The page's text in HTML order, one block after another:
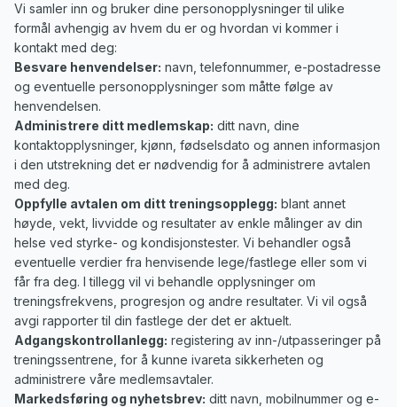
Vi samler inn og bruker dine personopplysninger til ulike
formål avhengig av hvem du er og hvordan vi kommer i
kontakt med deg:
Besvare henvendelser: navn, telefonnummer, e-postadresse
og eventuelle personopplysninger som måtte følge av
henvendelsen.
Administrere ditt medlemskap: ditt navn, dine
kontaktopplysninger, kjønn, fødselsdato og annen informasjon
i den utstrekning det er nødvendig for å administrere avtalen
med deg.
Oppfylle avtalen om ditt treningsopplegg: blant annet
høyde, vekt, livvidde og resultater av enkle målinger av din
helse ved styrke- og kondisjonstester. Vi behandler også
eventuelle verdier fra henvisende lege/fastlege eller som vi
får fra deg. I tillegg vil vi behandle opplysninger om
treningsfrekvens, progresjon og andre resultater. Vi vil også
avgi rapporter til din fastlege der det er aktuelt.
Adgangskontrollanlegg: registering av inn-/utpasseringer på
treningssentrene, for å kunne ivareta sikkerheten og
administrere våre medlemsavtaler.
Markedsføring og nyhetsbrev: ditt navn, mobilnummer og e-